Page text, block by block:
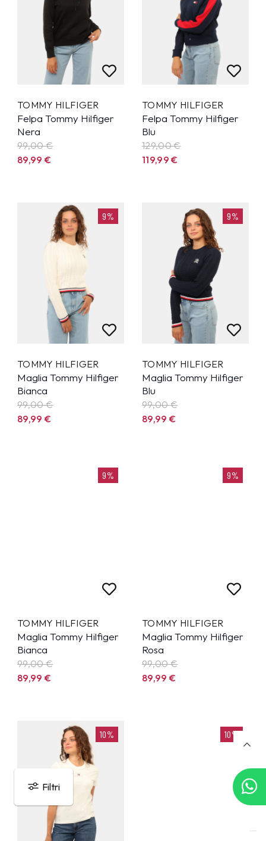
Filtri
TOMMY HILFIGER
Felpa Tommy Hilfiger
Nera
99,00 €
89,99€
TOMMY HILFIGER
Felpa Tommy Hilfiger
Blu
129,00 €
119,99€
9%
TOMMY HILFIGER
Maglia Tommy Hilfiger
Bianca
99,00 €
89,99€
9%
TOMMY HILFIGER
Maglia Tommy Hilfiger
Blu
99,00 €
89,99€
9%
TOMMY HILFIGER
Maglia Tommy Hilfiger
Bianca
99,00 €
89,99€
9%
TOMMY HILFIGER
Maglia Tommy Hilfiger
Rosa
99,00 €
89,99€
10% 10%